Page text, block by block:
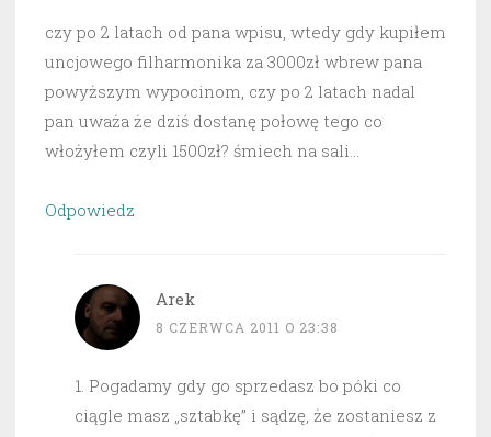
czy po 2 latach od pana wpisu, wtedy gdy kupiłem
uncjowego filharmonika za 3000zł wbrew pana
powyższym wypocinom, czy po 2 latach nadal
pan uważa że dziś dostanę połowę tego co
włożyłem czyli 1500zł? śmiech na sali…
Odpowiedz
Arek
8 CZERWCA 2011 O 23:38
1. Pogadamy gdy go sprzedasz bo póki co
ciągle masz „sztabkę” i sądzę, że zostaniesz z